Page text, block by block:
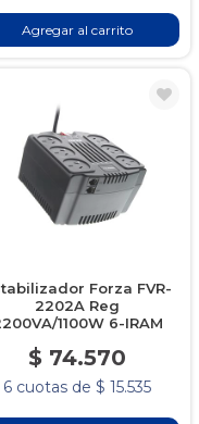
Agregar al carrito
Forza FVR-
2202A Reg
1100W 6-IRAM
$ 74.570
6 cuotas de $ 15.535